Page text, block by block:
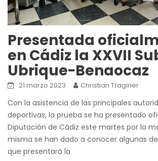
Presentada
en Cádiz la XXVII
Ubrique-Benaocaz
21 marzo 2023 Christian Traginer
Con la asistencia de las principales
deportivas, la prueba se ha presentado
Diputación de Cádiz este martes por la
misma se han dado a conocer algunas
que presentará la